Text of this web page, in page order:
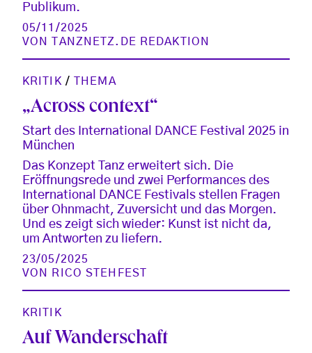
Publikum.
05/11/2025
VON
TANZNETZ.DE REDAKTION
KRITIK / THEMA
„Across context“
Start des International DANCE Festival 2025 in
München
Das Konzept Tanz erweitert sich. Die
Eröffnungsrede und zwei Performances des
International DANCE Festivals stellen Fragen
über Ohnmacht, Zuversicht und das Morgen.
Und es zeigt sich wieder: Kunst ist nicht da,
um Antworten zu liefern.
23/05/2025
VON
RICO STEHFEST
KRITIK
Auf Wanderschaft